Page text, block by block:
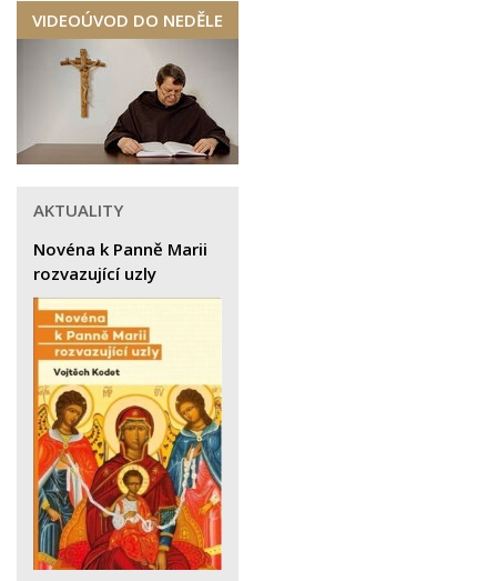
VIDEOÚVOD DO NEDĚLE
AKTUALITY
Novéna k Panně Marii
rozvazující uzly